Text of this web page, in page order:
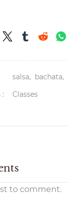
salsa, bachata,
:
Classes
to comment.